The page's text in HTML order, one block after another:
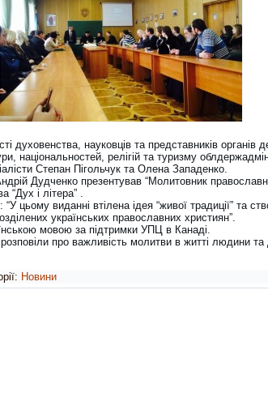
духовенства, науковців та представників органів
національностей, релігій та туризму
Степан Пігольчук та Олена Западенко.
Дудченко презентував “Молитовник
“Дух і літера” .
цьому виданні втілена ідея “живої традиції” та
українських православних християн”.
мовою за підтримки УПЦ в Канаді.
про важливість молитви в житті людини та
Новини